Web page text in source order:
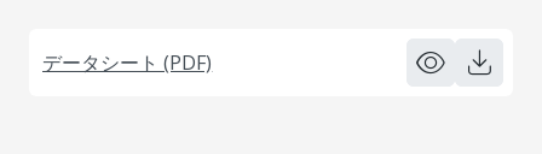
データシート (PDF)